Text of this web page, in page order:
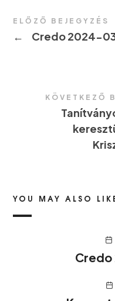
ELŐZŐ BEJEGYZÉS
← Credo 2024-
KÖVETKEZŐ
YOU MAY ALSO